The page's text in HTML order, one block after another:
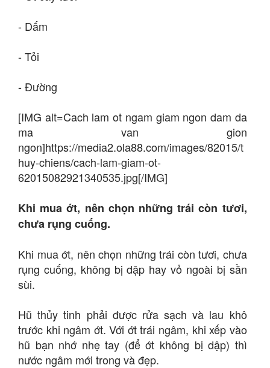
- Dấm
- Tỏi
- Đường
[IMG alt=Cach lam ot ngam giam ngon dam da
ma van gion
ngon]https://media2.ola88.com/images/82015/t
huy-chiens/cach-lam-giam-ot-
62015082921340535.jpg[/IMG]
Khi mua ớt, nên chọn những trái còn tươi,
chưa rụng cuống.
Khi mua ớt, nên chọn những trái còn tươi, chưa
rụng cuống, không bị dập hay vỏ ngoài bị sần
sùi.
Hũ thủy tinh phải được rửa sạch và lau khô
trước khi ngâm ớt. Với ớt trái ngâm, khi xếp vào
hũ bạn nhớ nhẹ tay (để ớt không bị dập) thì
nước ngâm mới trong và đẹp.